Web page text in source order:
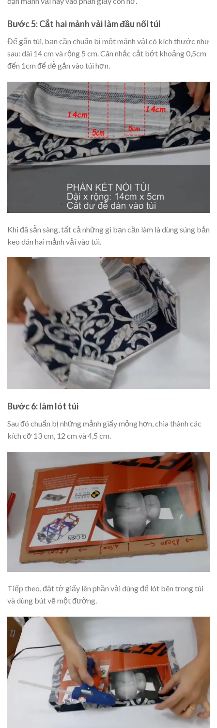
Bước 5: Cắt hai mảnh vải làm đầu nối túi
Để gắn túi, bạn cần chuẩn bị một mảnh vải có kích thước như
sau: dài 14 cm và rộng 5 cm. Cân nhắc cắt bớt khoảng 0,5cm
đến 1cm để dễ gắn vào túi hơn.
Khi đã sẵn sàng, tất cả những gì bạn cần làm là dùng súng bắn
keo dán hai mảnh vải vào túi.
Bước 6: làm lót túi
Sau đó chuẩn bị những mảnh giấy mỏng hơn, chia thành các
kích cỡ 13 cm, 12 cm và 4,5 cm.
Tiếp theo, đặt tờ giấy lên phần vải dùng để lót bên trong túi
và dùng bút vẽ một đường.